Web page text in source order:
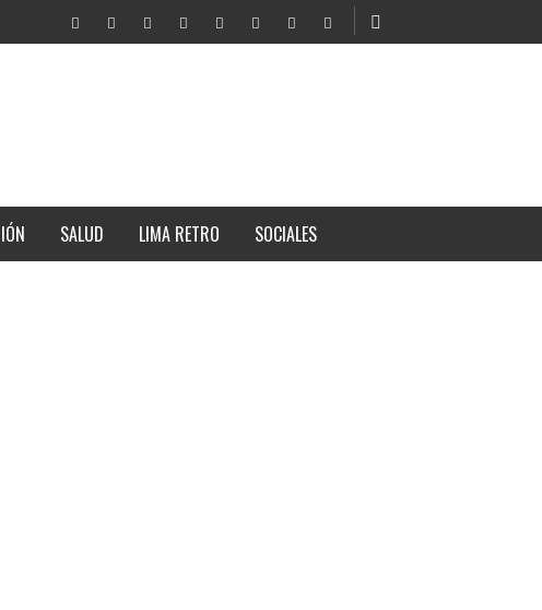
SALUD LIMA RETRO SOCIALES